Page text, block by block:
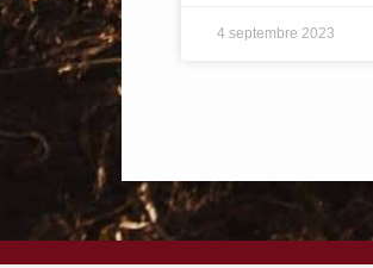
4 septembre 2023